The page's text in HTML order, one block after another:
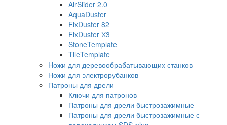
AirSlider 2.0
AquaDuster
FixDuster 82
FixDuster Х3
StoneTemplate
TileTemplate
Ножи для деревообрабатывающих станков
Ножи для электрорубанков
Патроны для дрели
Ключи для патронов
Патроны для дрели быстрозажимные
Патроны для дрели быстрозажимные с